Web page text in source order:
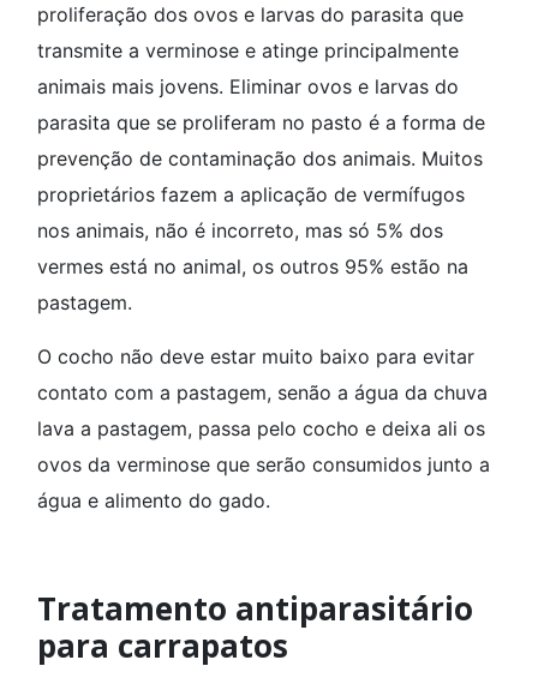
proliferação dos ovos e larvas do parasita que
transmite a verminose e atinge principalmente
animais mais jovens. Eliminar ovos e larvas do
parasita que se proliferam no pasto é a forma de
prevenção de contaminação dos animais. Muitos
proprietários fazem a aplicação de vermífugos
nos animais, não é incorreto, mas só 5% dos
vermes está no animal, os outros 95% estão na
pastagem.
O cocho não deve estar muito baixo para evitar
contato com a pastagem, senão a água da chuva
lava a pastagem, passa pelo cocho e deixa ali os
ovos da verminose que serão consumidos junto a
água e alimento do gado.
Tratamento antiparasitário
para carrapatos